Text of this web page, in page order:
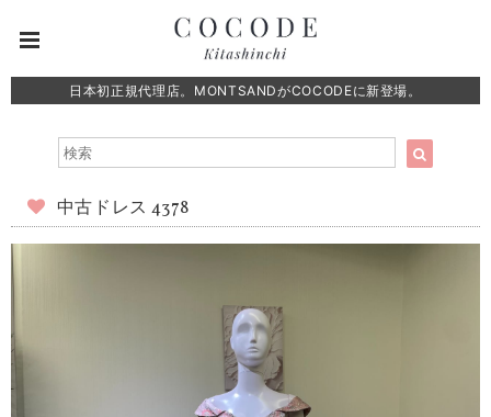
日本初正規代理店。MONTSANDがCOCODEに新登場。
中古ドレス 4378